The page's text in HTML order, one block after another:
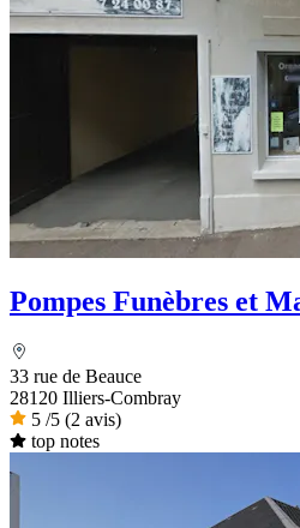
Pompes Funèbres et
33 rue de Beauce
28120 Illiers-Combray
5 /5 (2 avis)
top notes